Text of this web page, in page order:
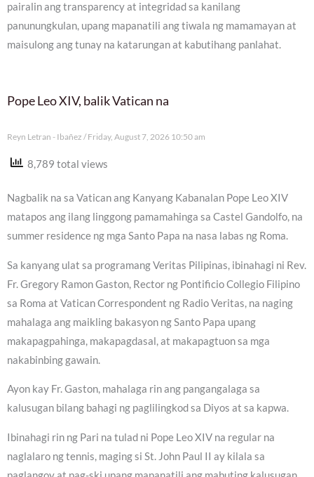
pairalin ang transparency at integridad sa kanilang
panunungkulan, upang mapanatili ang tiwala ng mamamayan at
maisulong ang tunay na katarungan at kabutihang panlahat.
Pope Leo XIV, balik Vatican na
Reyn Letran - Ibañez Friday, August 7, 2026 10:50 am
8,789 total views
Nagbalik na sa Vatican ang Kanyang Kabanalan Pope Leo XIV
matapos ang ilang linggong pamamahinga sa Castel Gandolfo, na
summer residence ng mga Santo Papa na nasa labas ng Roma.
Sa kanyang ulat sa programang Veritas Pilipinas, ibinahagi ni Rev.
Fr. Gregory Ramon Gaston, Rector ng Pontificio Collegio Filipino
sa Roma at Vatican Correspondent ng Radio Veritas, na naging
mahalaga ang maikling bakasyon ng Santo Papa upang
makapagpahinga, makapagdasal, at makapagtuon sa mga
nakabinbing gawain.
Ayon kay Fr. Gaston, mahalaga rin ang pangangalaga sa
kalusugan bilang bahagi ng paglilingkod sa Diyos at sa kapwa.
Ibinahagi rin ng Pari na tulad ni Pope Leo XIV na regular na
naglalaro ng tennis, maging si St. John Paul II ay kilala sa